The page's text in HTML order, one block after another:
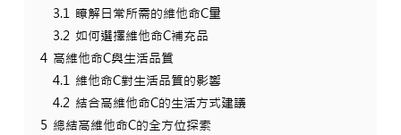
3.1 瞭解日常所需的維他命C量
3.2 如何選擇維他命C補充品
4 高維他命C與生活品質
4.1 維他命C對生活品質的影響
4.2 結合高維他命C的生活方式建議
5 總結高維他命C的全方位探索